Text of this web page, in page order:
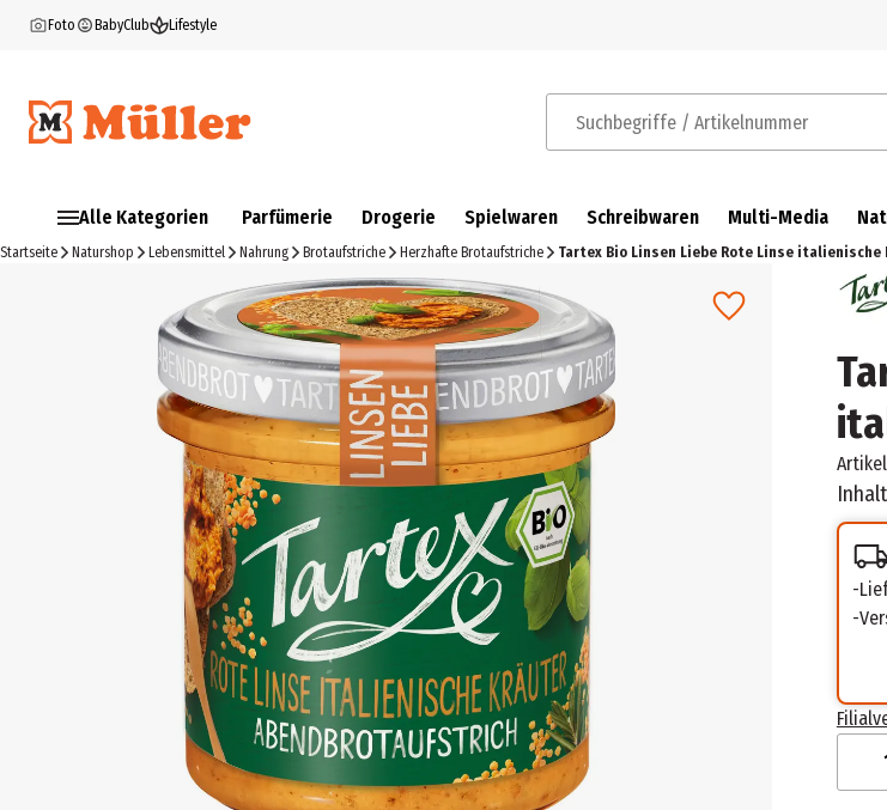
Foto BabyClub Lifestyle
Suchbegriffe / Artikelnummer
Alle Kategorien Parfümerie Drogerie Spielwaren Schreibwaren Multi-Media
Startseite Naturshop Lebensmittel Nahrung Brotaufstriche Herzhafte Brotaufstriche Tartex Bio Linsen Liebe Rote Linse italienische